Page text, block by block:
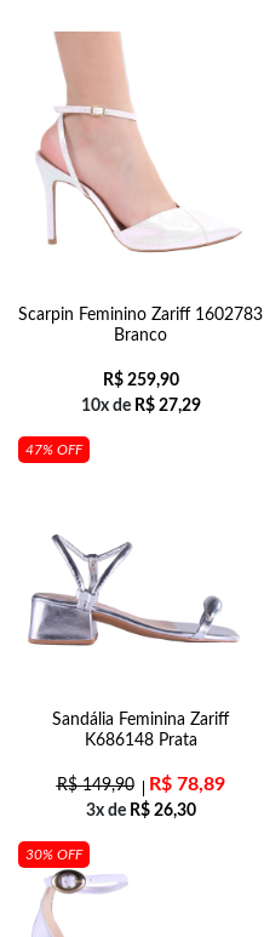
Scarpin Feminino Zariff 1602783
Branco
R$259,90
10x de R$27,29
47% OFF
Sandália Feminina Zariff
K686148 Prata
R$149,90 R$78,89
3x de R$26,30
30% OFF